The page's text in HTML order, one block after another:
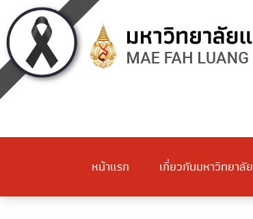
หน้าแรก เกี่ยวกับมหาวิทยาลัย